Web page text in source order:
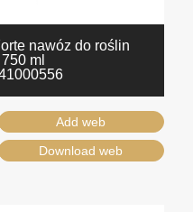
nawóz do roślin
ml
Add web
Download web